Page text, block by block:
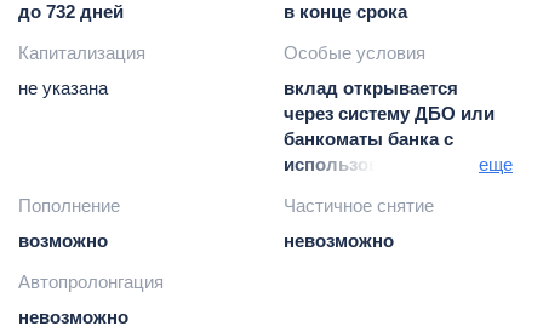
до 732 дней
в конце срока
Капитализация
не указана
Особые условия
вклад открывается
через систему ДБО или
банкоматы банка с
использованием
ставки действуют с
06.07.20
еще
Пополнение
возможно
Частичное снятие
невозможно
Автопролонгация
невозможно